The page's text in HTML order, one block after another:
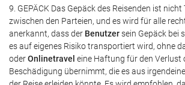
9. GEPÄCK Das Gepäck des Reisenden ist
zwischen den Parteien, und es wird für alle
anerkannt, dass der Benutzersein Gepäck bei
es auf eigenes Risiko transportiert wird, ohne
oderOnlinetravel eine Haftung für den Verlust
Beschädigung übernimmt, die es aus